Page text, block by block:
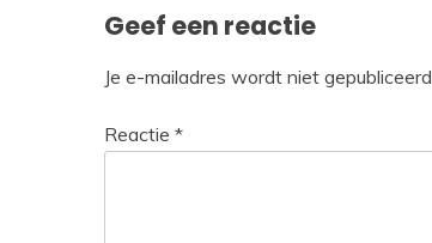
Geef een reactie
Je e-mailadres wordt niet gepubliceerd.
Reactie *